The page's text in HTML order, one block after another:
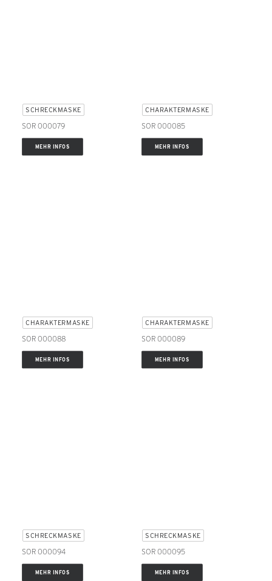
SCHRECKMASKE
SOR 000079
MEHR INFOS
CHARAKTERMASKE
SOR 000085
MEHR INFOS
CHARAKTERMASKE
SOR 000088
MEHR INFOS
CHARAKTERMASKE
SOR 000089
MEHR INFOS
SCHRECKMASKE
SOR 000094
MEHR INFOS
SCHRECKMASKE
SOR 000095
MEHR INFOS